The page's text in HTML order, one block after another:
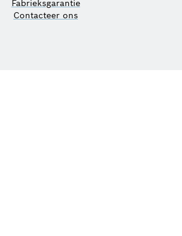
Fabrieksgarantie
Contacteer ons